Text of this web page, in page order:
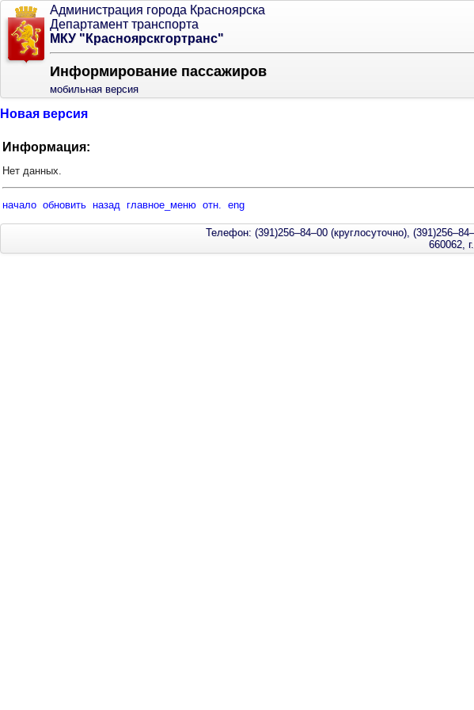
Администрация города Красноярска
Департамент транспорта
МКУ "Красноярскгортранс"
Информирование пассажиров
мобильная версия
Новая версия
Информация:
Нет данных.
начало обновить назад главное_меню отн. eng
Телефон: (391)256–84–00 (круглосуточно),
660062,